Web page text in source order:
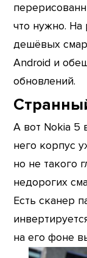
что нужно. На
дешёвых
Android и
обновлений.
А вот Nokia 5
него корпус
но не такого
недорогих
Есть сканер
на его фоне